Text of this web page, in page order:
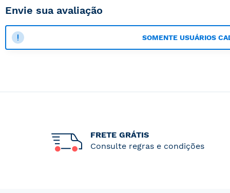
Envie sua avaliação
SOMENTE USUÁRIOS
FRETE GRÁTIS
Consulte regras e condições